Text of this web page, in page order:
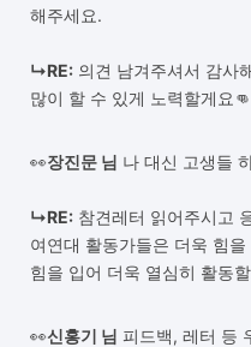
해주세요.
↳RE: 의견 남겨주셔서 감사
많이 할 수 있게 노력할게요👊
👀장진문 님 나 대신 고생들
↳RE: 참견레터 읽어주시고
여연대 활동가들은 더욱 힘
힘을 입어 더욱 열심히 활동
👀신홍기 님 피드백, 레터 등